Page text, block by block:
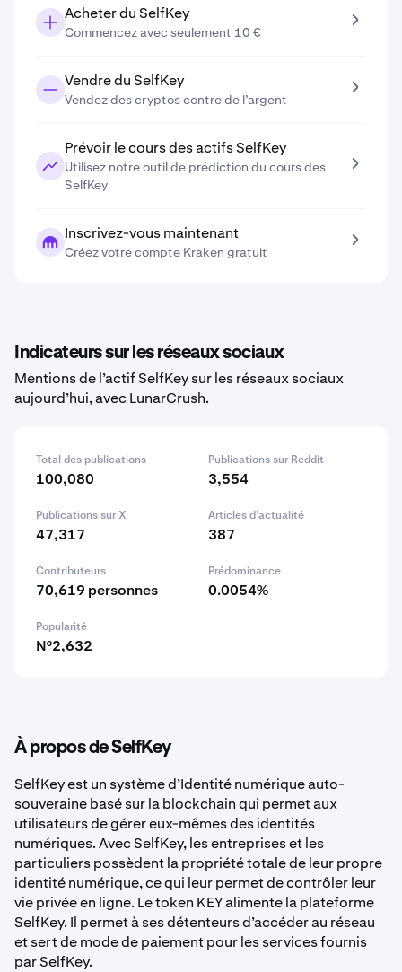
Acheter du SelfKey
Commencez avec seulement 10 €
Vendre du SelfKey
Vendez des cryptos contre de l’argent
Prévoir le cours des actifs SelfKey
Utilisez notre outil de prédiction du cours des
SelfKey
Inscrivez-vous maintenant
Créez votre compte Kraken gratuit
Indicateurs sur les réseaux sociaux
Mentions de l’actif SelfKey sur les réseaux sociaux
aujourd’hui, avec LunarCrush.
Total des publications
100,080
Publications sur Reddit
3,554
Publications sur X
47,317
Articles d’actualité
387
Contributeurs
70,619 personnes
Prédominance
0.0054%
Popularité
N°2,632
À propos de SelfKey
SelfKey est un système d’Identité numérique auto-
souveraine basé sur la blockchain qui permet aux
utilisateurs de gérer eux-mêmes des identités
numériques. Avec SelfKey, les entreprises et les
particuliers possèdent la propriété totale de leur propre
identité numérique, ce qui leur permet de contrôler leur
vie privée en ligne. Le token KEY alimente la plateforme
SelfKey. Il permet à ses détenteurs d’accéder au réseau
et sert de mode de paiement pour les services fournis
par SelfKey.